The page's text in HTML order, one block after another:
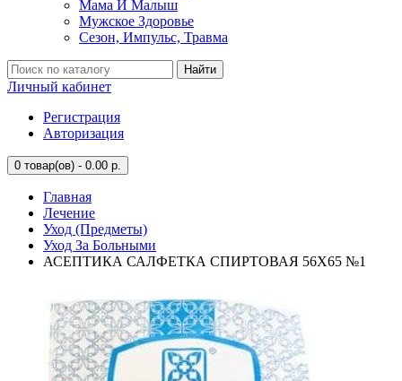
Мама И Малыш
Мужское Здоровье
Сезон, Импульс, Травма
Найти
Личный кабинет
Регистрация
Авторизация
0 товар(ов) - 0.00 р.
Главная
Лечение
Уход (Предметы)
Уход За Больными
АСЕПТИКА САЛФЕТКА СПИРТОВАЯ 56Х65 №1